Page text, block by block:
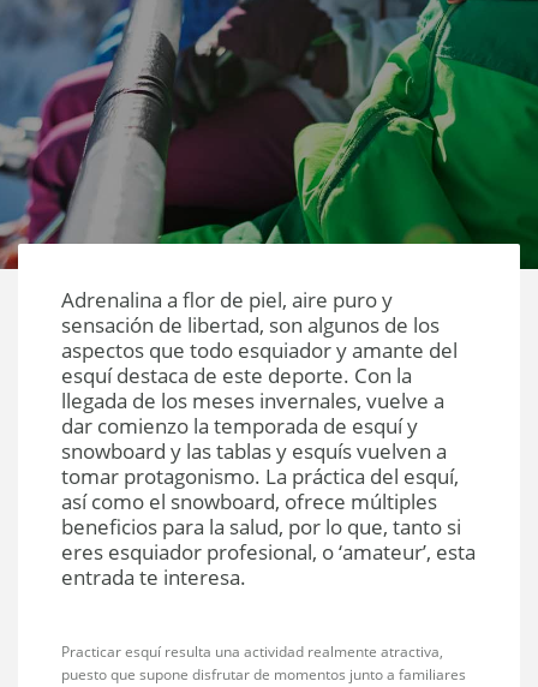
Adrenalina a flor de piel, aire puro y
sensación de libertad, son algunos de los
aspectos que todo esquiador y amante del
esquí destaca de este deporte. Con la
llegada de los meses invernales, vuelve a
dar comienzo la temporada de esquí y
snowboard y las tablas y esquís vuelven a
tomar protagonismo. La práctica del esquí,
así como el snowboard, ofrece múltiples
beneficios para la salud, por lo que, tanto si
eres esquiador profesional, o ‘amateur’, esta
entrada te interesa.
Practicar esquí resulta una actividad realmente atractiva,
puesto que supone disfrutar de momentos junto a familiares